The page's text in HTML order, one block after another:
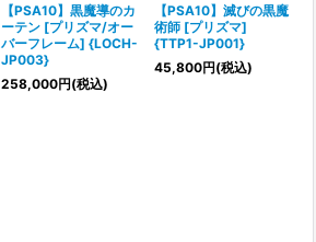
【PSA10】黒魔導のカ
ーテン [プリズマ/オー
バーフレーム] {LOCH-
JP003}
258,000円(税込)
【PSA10】滅びの黒魔
術師 [プリズマ]
{TTP1-JP001}
45,800円(税込)